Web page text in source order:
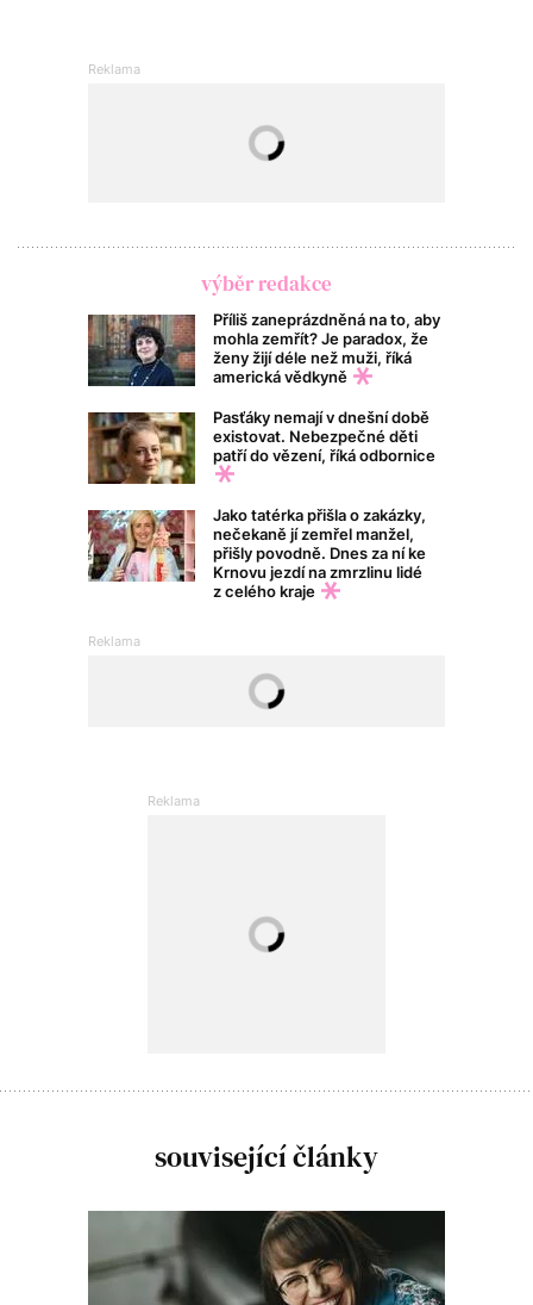
výběr redakce
Příliš zaneprázdněná na to, aby
mohla zemřít? Je paradox, že
ženy žijí déle než muži, říká
americká vědkyně
Pasťáky nemají v dnešní době
existovat. Nebezpečné děti
patří do vězení, říká odbornice
Jako tatérka přišla o zakázky,
nečekaně jí zemřel manžel,
přišly povodně. Dnes za ní ke
Krnovu jezdí na zmrzlinu lidé
z celého kraje
související články